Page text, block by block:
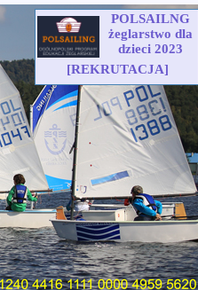
POLSAILNG
żeglarstwo dla
dzieci 2023
[REKRUTACJA]